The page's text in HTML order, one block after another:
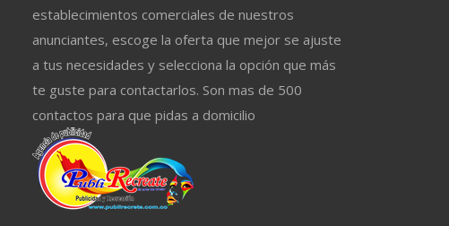
establecimientos comerciales de nuestros
anunciantes, escoge la oferta que mejor se ajuste
a tus necesidades y selecciona la opción que más
te guste para contactarlos. Son mas de 500
contactos para que pidas a domicilio